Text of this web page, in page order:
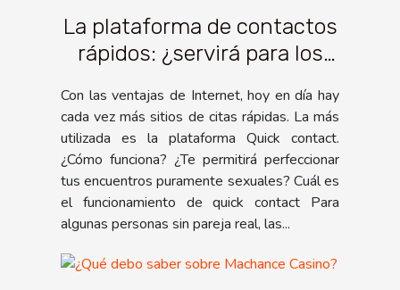
La plataforma de contactos
rápidos: ¿servirá para los
Con las ventajas de Internet, hoy en día hay
cada vez más sitios de citas rápidas. La más
utilizada es la plataforma Quick contact.
¿Cómo funciona? ¿Te permitirá perfeccionar
tus encuentros puramente sexuales? Cuál es
el funcionamiento de quick contact Para
algunas personas sin pareja real, las...